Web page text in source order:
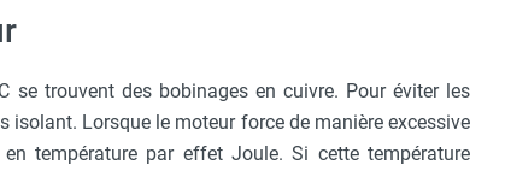
se trouvent des bobinages en cuivre. Pour éviter les
Lorsque le moteur force de manière excessive
température par effet Joule. Si cette température